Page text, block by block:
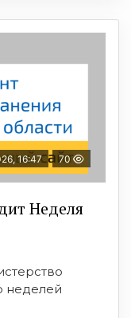
16:47 70
Неделя
неделей